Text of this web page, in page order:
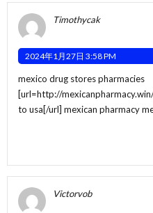
Timothycak
2024年1月27日 3:58 PM
mexico drug stores pharmacies
[url=http://
to usa[/url] mexican pharmacy
Victorvob